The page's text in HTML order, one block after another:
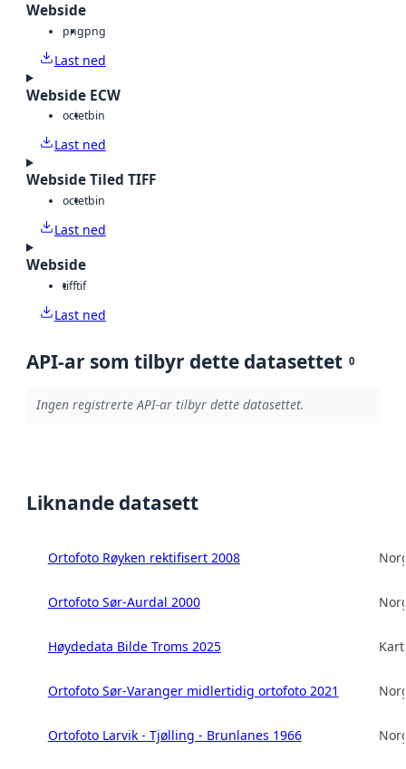
Webside
pngpng
Last ned
Webside ECW
octetbin
Last ned
Webside Tiled TIFF
octetbin
Last ned
Webside
tifftif
Last ned
API-ar som tilbyr dette datasettet 0
Ingen registrerte API-ar tilbyr dette datasettet.
Liknande datasett
Ortofoto Røyken rektifisert 2008
Ortofoto Sør-Aurdal 2000
Høydedata Bilde Troms 2025
Ortofoto Sør-Varanger midlertidig ortofoto 2021
Ortofoto Larvik - Tjølling - Brunlanes 1966